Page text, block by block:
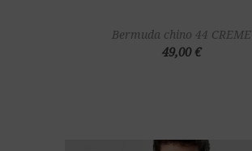
Bermuda chino 44 CREME
49,00 €